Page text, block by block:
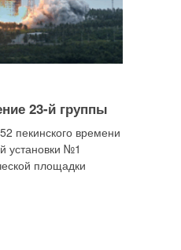
23-й группы
пекинского времени
установки №1
площадки